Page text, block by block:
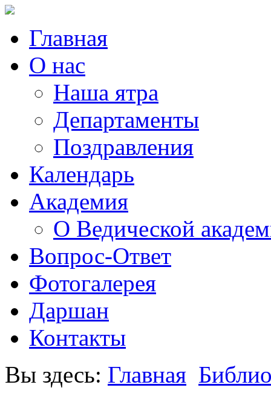
Главная
О нас
Наша ятра
Департаменты
Поздравления
Календарь
Академия
О Ведической
Вопрос-Ответ
Фотогалерея
Даршан
Контакты
Вы здесь: Главная